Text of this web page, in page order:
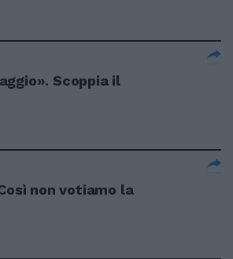
Scoppia il
non votiamo la